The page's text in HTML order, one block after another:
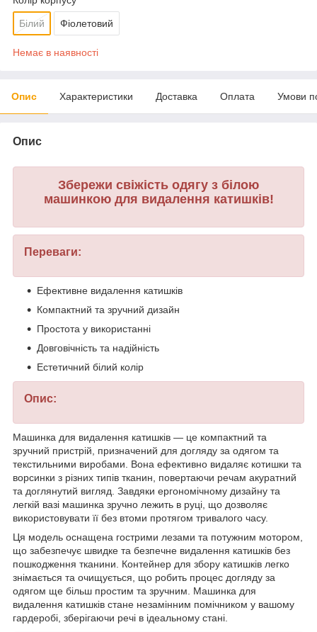
Білий Фіолетовий
Немає в наявності
Опис Характеристики Доставка Оплата Умови
Опис
Збережи свіжість одягу з білою
машинкою для видалення катишків!
Переваги:
Ефективне видалення катишків
Компактний та зручний дизайн
Простота у використанні
Довговічність та надійність
Естетичний білий колір
Опис:
Машинка для видалення катишків — це компактний та
зручний пристрій, призначений для догляду за одягом та
текстильними виробами. Вона ефективно видаляє котишки та
ворсинки з різних типів тканин, повертаючи речам акуратний
та доглянутий вигляд. Завдяки ергономічному дизайну та
легкій вазі машинка зручно лежить в руці, що дозволяє
використовувати її без втоми протягом тривалого часу.
Ця модель оснащена гострими лезами та потужним мотором,
що забезпечує швидке та безпечне видалення катишків без
пошкодження тканини. Контейнер для збору катишків легко
знімається та очищується, що робить процес догляду за
одягом ще більш простим та зручним. Машинка для
видалення катишків стане незамінним помічником у вашому
гардеробі, зберігаючи речі в ідеальному стані.